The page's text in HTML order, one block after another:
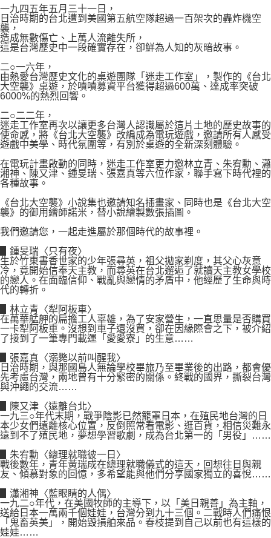
「AFTEE先享後付」，若未經同意申辦者引起之損失，本公司不負相關責
任。
４．使用「AFTEE先享後付」時，將依據個別帳號之用戶狀況，依本公司即
時審查核予不同之上限額度；若仍有額度不足之情形，本公司將視審查結果
請求用戶進行身份認證。
５．嚴禁一人註冊多個帳號或使用他人資訊註冊。若發現惡意使用之情形，
恩沛科技股份有限公司將有權停止該用戶之使用額度並採取法律行動。
宅配
每筆NT$100，滿NT$800(含以上)免運費
國家/地區配送 查看運費
一九四五年五月三十一日，
日治時期的台北遭到美國第五航空隊超過一百架次的轟炸機空
襲，
造成無數傷亡、上萬人流離失所，
這是台灣歷史中一段確實存在，卻鮮為人知的灰暗故事。
二○一六年，
由熱愛台灣歷史文化的桌遊團隊「迷走工作室」，製作的《台北
大空襲》桌遊，於嘖嘖募資平台獲得超過600萬、達成率突破
6000%的熱烈回響。
二○二二年，
迷走工作室再次以讓更多台灣人認識屬於這片土地的歷史故事的
使命感，將《台北大空襲》改編成為電玩遊戲，邀請所有人感受
遊戲中美學、時代氛圍等，有別於桌遊的全新深刻體驗。
在電玩計畫啟動的同時，迷走工作室更力邀林立青、朱宥勳、瀟
湘神、陳又津、鍾旻瑞、張嘉真等六位作家，聯手寫下時代裡的
各種故事。
《台北大空襲》小說集也邀請知名插畫家、同時也是《台北大空
襲》的御用繪師諾米，替小說繪製數張插圖。
我們邀請您，一起走進屬於那個時代的故事裡。
▋鍾旻瑞〈只有夜〉
生於竹東書香世家的少年張尋英，祖父拋家剃度，其父心灰意
冷，竟開始信奉天主教，而尋英在台北邂逅了就讀天主教女學校
的戀人。在面臨信仰、戰亂與戀情的矛盾中，他經歷了生命與時
代的轉折。
▋林立青〈犁阿板車〉
在萬華艋舺的扁擔工人辜雄，為了安家營生，一直思量是否購買
一卡犁阿板車。沒想到車子還沒買，卻在因緣際會之下，被介紹
了接到了一筆專門載運「愛愛寮」的生意……
▋張嘉真〈溺斃以前叫醒我〉
日治時期，與那國島人無論學校畢旅乃至畢業後的出路，都會優
先考慮台灣，兩地曾有十分緊密的關係。終戰的國界，撕裂台灣
與沖繩的交流……
▋陳又津〈遠離台北〉
一九三○年代末期，戰爭陰影已然籠罩日本，在殖民地台灣的日
本少女們遠離核心位置，反倒照常看電影、逛百貨，相信災難永
遠到不了殖民地，夢想學習歌劇，成為台北第一的「男役」……
▋朱宥勳〈總理就職彼一日〉
戰後數年，青年黃瑞成在總理就職儀式的這天，回想往日與親
友、傾慕對象的回憶，多希望能與他們分享國家獨立的喜悅……
▋瀟湘神〈藍眼睛的人偶〉
一九二○年代，在美國牧師的主導下，以「美日親善」為主軸，
送給日本一萬兩千個娃娃，台灣分到九十三個。二戰時人們痛恨
「鬼畜英美」，開始毀損舶來品。春枝提到自己以前也有這樣的
娃娃……